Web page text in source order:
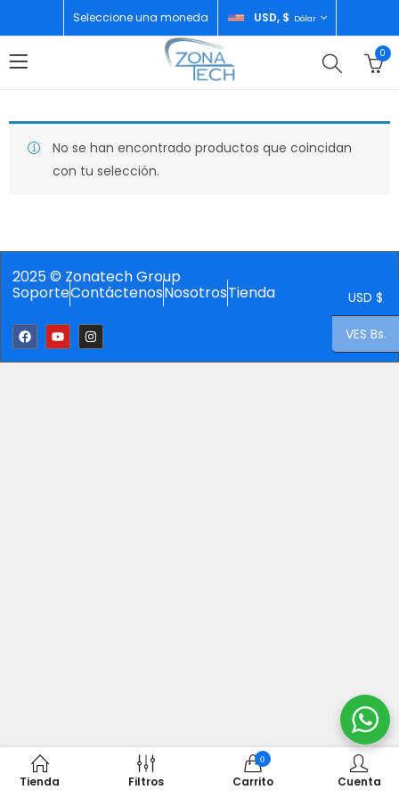
Seleccione una moneda USD, $ Dólar
0
No se han encontrado productos que coincidan
con tu selección.
2025 © Zonatech Group
SoporteContáctenosNosotrosTienda
Tienda Filtros
0
Carrito Cuenta
USD $
VES Bs.